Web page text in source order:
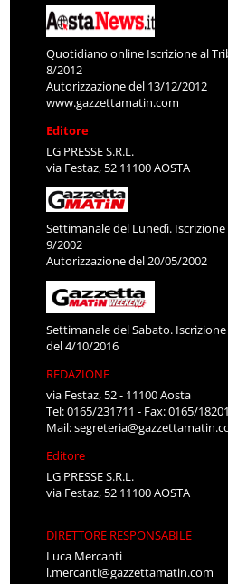
Quotidiano online Iscrizione al
8/2012
Autorizzazione del 13/12/2012
www.gazzettamatin.com
Editore
LG PRESSE S.R.L.
via Festaz, 52 11100 AOSTA
Settimanale del Lunedì.
9/2002
Autorizzazione del 20/05/2002
Settimanale del Sabato.
del 4/10/2016
REDAZIONE
via Festaz, 52 - 11100 Aosta
Tel: 0165/231711 - Fax: 0165/
Mail:
Editore
LG PRESSE S.R.L.
via Festaz, 52 11100 AOSTA
DIRETTORE RESPONSABILE
Luca Mercanti
l.mercanti@gazzettamatin.com